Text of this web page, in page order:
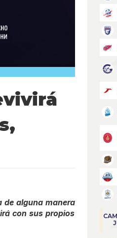
de alguna manera
con sus propios